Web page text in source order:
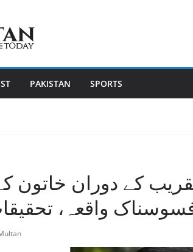
PAKISTAN SPORTS
کے دوران خاتون
واقعہ،